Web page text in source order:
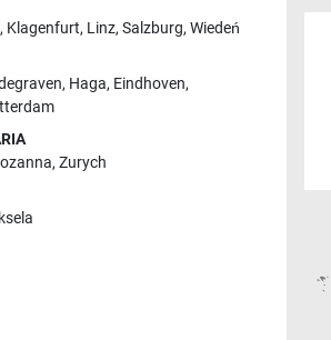
, Klagenfurt, Linz, Salzburg, Wiedeń
, Haga, Eindhoven,
, Zurych